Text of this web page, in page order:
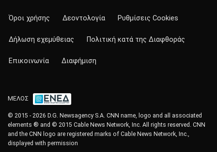
Όροι χρήσης Δεοντολογία Ρυθμίσεις Cookies
Δήλωση εχεμύθειας Πολιτική κατά της Διαφθοράς
Επικοινωνία Διαφήμιση
ΜΕΛΟΣ
© 2015 - 2026 D.G. Newsagency S.A. CNN name, logo and all associated
elements ® and © 2015 Cable News Network, Inc. All rights reserved. CNN
and the CNN logo are registered marks of Cable News Network, Inc.,
displayed with permission